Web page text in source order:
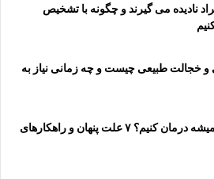
نادیده می گیرند و چگونه با تشخیص
خجالت طبیعی چیست و چه زمانی نیاز به
بوی بد دهان را چگونه برای همیشه درمان کنیم؟ ۷ علت پنهان و راهکارهای